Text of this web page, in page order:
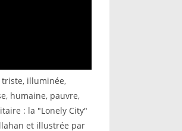
triste, illuminée,
humaine, pauvre,
: la "Lonely City"
et illustrée par